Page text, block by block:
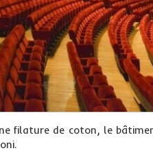
filature de coton, le